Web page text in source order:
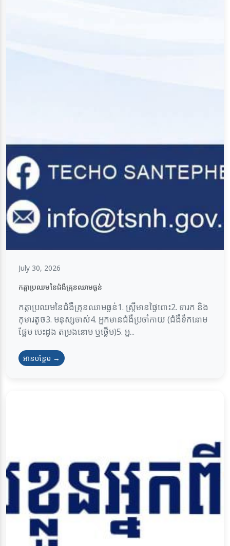
July 30, 2026
កត្តាប្រឈមនៃជំងឺគ្រុនឈាមធ្ងន់
កត្តាប្រឈមនៃជំងឺគ្រុនឈាមធ្ងន់1. ស្ត្រីមានផ្ទៃពោះ2. ទារក និង
កុមារតូច3. មនុស្សចាស់4. អ្នកមានជំងឺប្រចាំកាយ (ជំងឺទឹកនោម
ផ្អែម បេះដូង តម្រងនោម ឬថ្លើម)5. អ្ន...
អានបន្ថែម →